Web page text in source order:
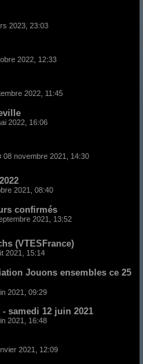
2023, 23:03
2022, 12:33
2022, 11:45
2022, 16:06
08 novembre 2021, 14:30
2021, 08:40
confirmés
2021, 13:52
(VTESFrance)
2021, 15:14
Jouons ensembles ce 25
2021, 09:29
samedi 12 juin 2021
2021, 16:48
2021, 12:09